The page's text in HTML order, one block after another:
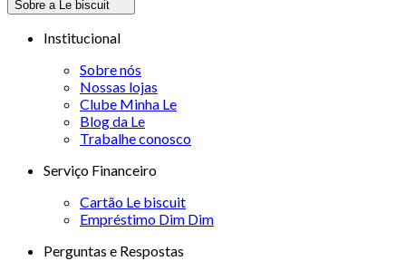
Sobre a Le biscuit
Institucional
Sobre nós
Nossas lojas
Clube Minha Le
Blog da Le
Trabalhe conosco
Serviço Financeiro
Cartão Le biscuit
Empréstimo Dim Dim
Perguntas e Respostas